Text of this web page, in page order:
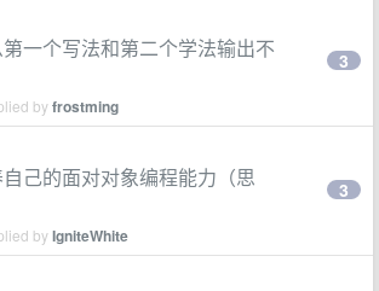
一个写法和第二个学法输出不
byfrostming
3
己的面对对象编程能力（思
byIgniteWhite
3